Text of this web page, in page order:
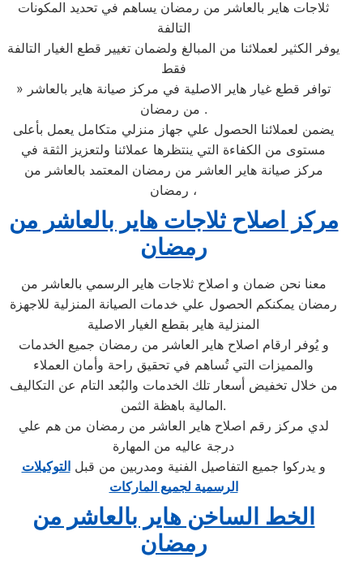
ثلاجات هاير بالعاشر من رمضان يساهم في تحديد المكونات
التالفة
يوفر الكثير لعملائنا من المبالغ ولضمان تغيير قطع الغيار التالفة
فقط
» توافر قطع غيار هاير الاصلية في مركز صيانة هاير بالعاشر
من رمضان .
يضمن لعملائنا الحصول علي جهاز منزلي متكامل يعمل بأعلى
مستوى من الكفاءة التي ينتظرها عملائنا ولتعزيز الثقة في
مركز صيانة هاير العاشر من رمضان المعتمد بالعاشر من
رمضان ،
مركز اصلاح ثلاجات هاير بالعاشر من
رمضان
معنا نحن ضمان و اصلاح ثلاجات هاير الرسمي بالعاشر من
رمضان يمكنكم الحصول علي خدمات الصيانة المنزلية للاجهزة
المنزلية هاير بقطع الغيار الاصلية
و يُوفر ارقام اصلاح هاير العاشر من رمضان جميع الخدمات
والمميزات التي تُساهم في تحقيق راحة وأمان العملاء
من خلال تخفيض أسعار تلك الخدمات والبُعد التام عن التكاليف
المالية باهظة الثمن.
لدي مركز رقم اصلاح هاير العاشر من رمضان من هم علي
درجة عاليه من المهارة
و يدركوا جميع التفاصيل الفنية ومدربين من قبلالتوكيلات
الرسمية لجميع الماركات
الخط الساخن هاير بالعاشر من
رمضان